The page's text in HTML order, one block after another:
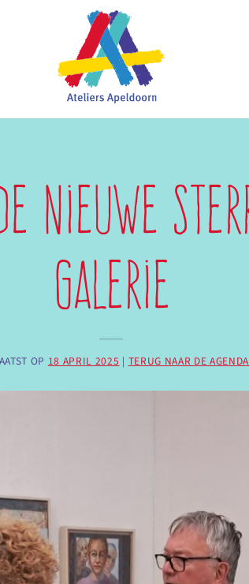
Nieuwe
galerie
OP 18 APRIL 2025 | TERUG NAAR DE AGENDA